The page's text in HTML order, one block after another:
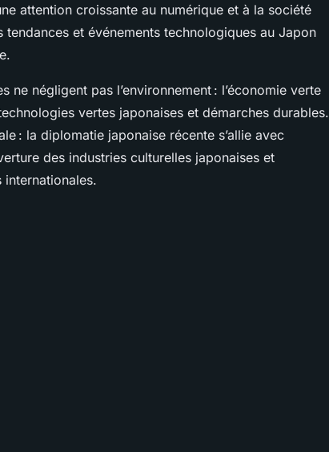
attention croissante au numérique et à la société
et événements technologiques au Japon
ne négligent pas l’environnement : l’économie verte
vertes japonaises et démarches durables.
: la diplomatie japonaise récente s’allie avec
des industries culturelles japonaises et